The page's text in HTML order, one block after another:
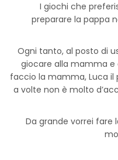
I giochi che
preparare la pappa
Ogni tanto, al posto di
giocare alla mamma e
faccio la mamma, Luca il
a volte non è molto
Da grande vorrei fare